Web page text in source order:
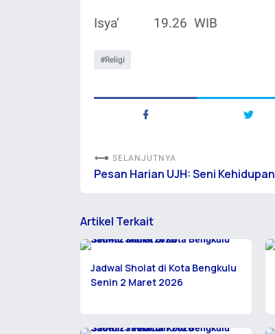
Isya’ 19.26 WIB
Religi
SELANJUTNYA
Pesan Harian UJH: Seni Kehidupan
Artikel Terkait
Jadwal Sholat di Kota Bengkulu
Senin 2 Maret 2026